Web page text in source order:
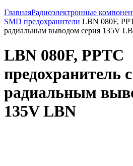
ГлавнаяРадиоэлектронные
SMD предохранители LBN 080F,
радиальным выводом cерия 135V
LBN 080F, PPTC
предохранитель с
радиальным
135V LBN